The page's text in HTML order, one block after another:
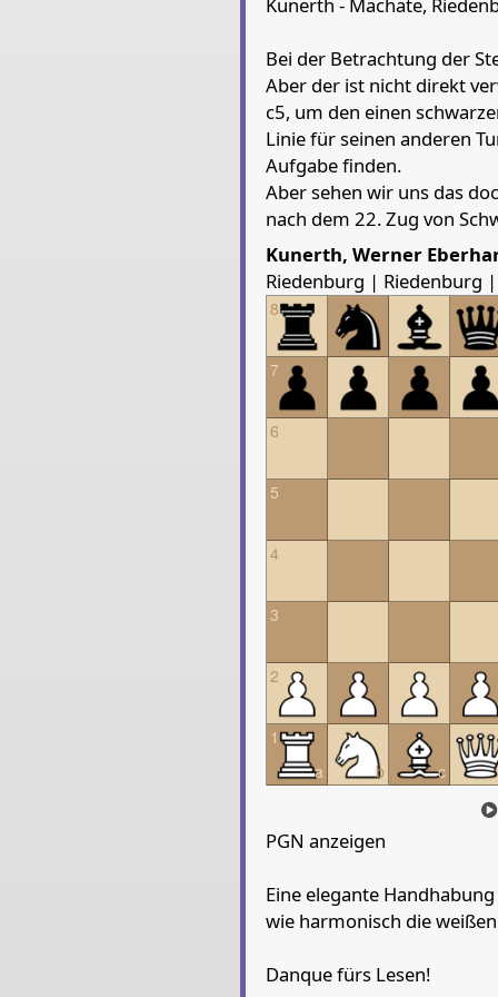
a bc
8King Black
7Pawn Black
6
5
Pawn Black
4Rook White Pawn White
3
2Pawn White
1
Pieces lists
Pieces White
King g1
Pieces Black
Bei der Betrachtung der
Aber der ist nicht direkt
c5, um den einen
Linie für seinen anderen
Aufgabe finden.
Aber sehen wir uns das
nach dem 22. Zug von
Kunerth, Werner
Riedenburg | Riedenburg
8
7
6
5
4
3
2
a
1
b
c
PGN anzeigen
Eine elegante
wie harmonisch die
Danque fürs Lesen!